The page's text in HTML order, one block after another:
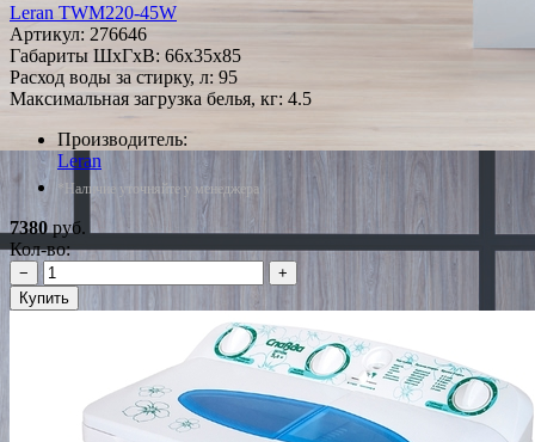
Leran TWM220-45W
Артикул: 276646
Габариты ШxГxВ: 66x35x85
Расход воды за стирку, л: 95
Максимальная загрузка белья, кг: 4.5
Производитель:
Leran
*Наличие уточняйте у менеджера
7380руб.
Кол-во:
−
+
Купить